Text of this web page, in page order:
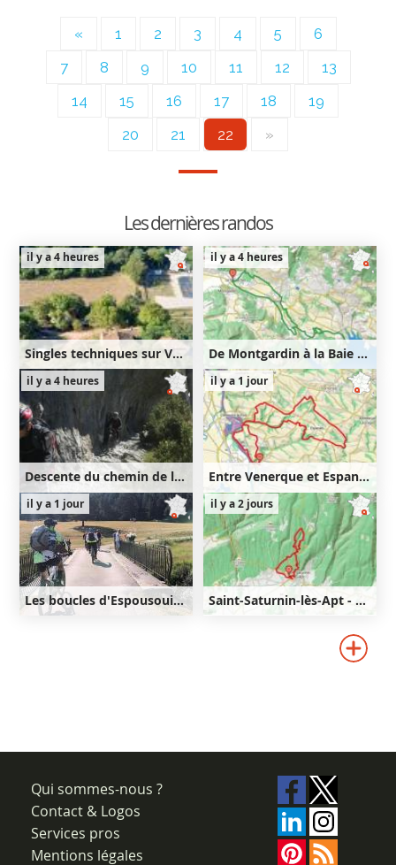
« 1 2 3 4 5
6
7
8 9 10 11 12
13
14
15 16 17 18
19
20
21 22 »
Les dernières randos
il y a 4 heures
Singles techniques sur Venasque puis Notre-Dame des Anges
47km
1330m
1330m
il y a 4 heures
De Montgardin à la Baie Saint-Michel
22km
540m
540m
il y a 4 heures
Descente du chemin de la Mâture
16km
660m
660m
il y a 1 jour
Entre Venerque et Espanès
25km
450m
450m
il y a 1 jour
Les boucles d'Espousouille
il y a 2 jours
Saint-Saturnin-lès-Apt - Lourète - Redony
Qui sommes-nous ?
Contact & Logos
Services pros
Mentions légales